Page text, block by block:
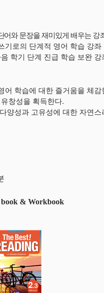
어와 문장을 재미있게 배우는 강
기로의 단계적 영어 학습 강좌
학기 단계 진급 학습 보완 강
어 학습에 대한 즐거움을 체감
창성을 획득한다.
양성과 고유성에 대한 자연스
book & Workbook